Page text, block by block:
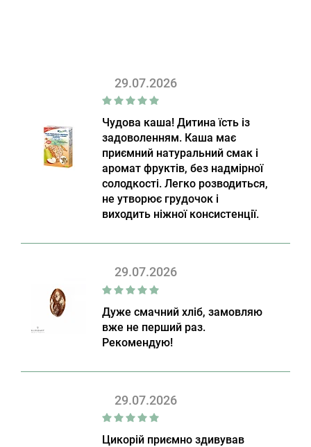
29.07.2026
Чудова каша! Дитина їсть із
задоволенням. Каша має
приємний натуральний смак і
аромат фруктів, без надмірної
солодкості. Легко розводиться,
не утворює грудочок і
виходить ніжної консистенції.
29.07.2026
Дуже смачний хліб, замовляю
вже не перший раз.
Рекомендую!
29.07.2026
Цикорій приємно здивував